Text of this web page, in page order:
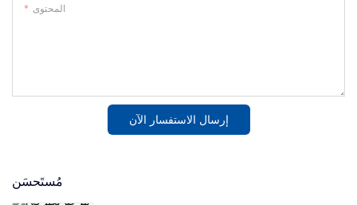
المحتوى
إرسال الاستفسار الآن
مُستَحسَن